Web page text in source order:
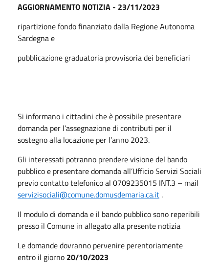
AGGIORNAMENTO NOTIZIA - 23/11/2023
ripartizione fondo finanziato dalla Regione Autonoma
Sardegna e
pubblicazione graduatoria provvisoria dei beneficiari
Si informano i cittadini che è possibile presentare
domanda per l’assegnazione di contributi per il
sostegno alla locazione per l’anno 2023.
Gli interessati potranno prendere visione del bando
pubblico e presentare domanda all’Ufficio Servizi Sociali
previo contatto telefonico al 0709235015 INT.3 – mail
servizisociali@comune.domusdemaria.ca.it .
Il modulo di domanda e il bando pubblico sono reperibili
presso il Comune in allegato alla presente notizia
Le domande dovranno pervenire perentoriamente
entro il giorno 20/10/2023